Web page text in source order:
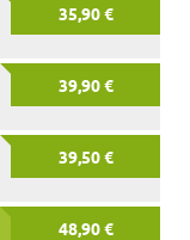
35,90 €
39,90 €
39,50 €
48,90 €